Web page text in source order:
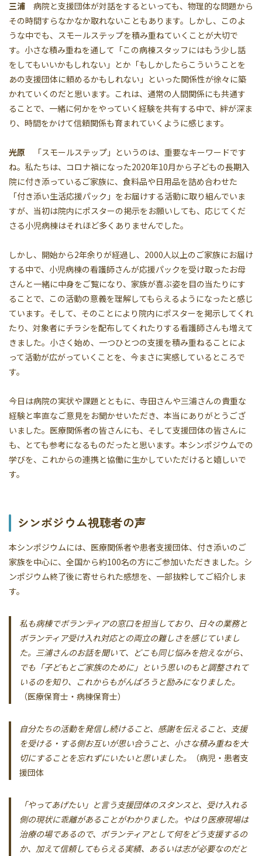
三浦 病院と支援団体が対話をするといっても、物理的な問題から
その時間すらなかなか取れないこともあります。しかし、このよ
うな中でも、スモールステップを積み重ねていくことが大切で
す。小さな積み重ねを通して「この病棟スタッフにはもう少し話
をしてもいいかもしれない」とか「もしかしたらこういうことを
あの支援団体に頼めるかもしれない」といった関係性が徐々に築
かれていくのだと思います。これは、通常の人間関係にも共通す
ることで、一緒に何かをやっていく経験を共有する中で、絆が深ま
り、時間をかけて信頼関係も育まれていくように感じます。
光原 「スモールステップ」というのは、重要なキーワードです
ね。私たちは、コロナ禍になった2020年10月から子どもの長期入
院に付き添っているご家族に、食料品や日用品を詰め合わせた
「付き添い生活応援パック」をお届けする活動に取り組んでいま
すが、当初は院内にポスターの掲示をお願いしても、応じてくだ
さる小児病棟はそれほど多くありませんでした。
しかし、開始から2年余りが経過し、2000人以上のご家族にお届け
する中で、小児病棟の看護師さんが応援パックを受け取ったお母
さんと一緒に中身をご覧になり、家族が喜ぶ姿を目の当たりにす
ることで、この活動の意義を理解してもらえるようになったと感じ
ています。そして、そのことにより院内にポスターを掲示してくれ
たり、対象者にチラシを配布してくれたりする看護師さんも増えて
きました。小さく始め、一つひとつの支援を積み重ねることによ
って活動が広がっていくことを、今まさに実感しているところで
す。
今日は病院の実状や課題とともに、寺田さんや三浦さんの貴重な
経験と率直なご意見をお聞かせいただき、本当にありがとうござ
いました。医療関係者の皆さんにも、そして支援団体の皆さんに
も、とても参考になるものだったと思います。本シンポジウムでの
学びを、これからの連携と協働に生かしていただけると嬉しいで
す。
シンポジウム視聴者の声
本シンポジウムには、医療関係者や患者支援団体、付き添いのご
家族を中心に、全国から約100名の方にご参加いただきました。シ
ンポジウム終了後に寄せられた感想を、一部抜粋してご紹介しま
す。
私も病棟でボランティアの窓口を担当しており、日々の業務と
ボランティア受け入れ対応との両立の難しさを感じていまし
た。三浦さんのお話を聞いて、どこも同じ悩みを抱えながら、
でも「子どもとご家族のために」という思いのもと調整されて
いるのを知り、これからもがんばろうと励みになりました。
（医療保育士・病棟保育士）
自分たちの活動を発信し続けること、感謝を伝えること、支援
を受ける・する側お互いが思い合うこと、小さな積み重ねを大
切にすることを忘れずにいたいと思いました。
（病児・患者支
援団体
「やってあげたい」と言う支援団体のスタンスと、受け入れる
側の現状に乖離があることがわかりました。やはり医療現場は
治療の場であるので、ボランティアとして何をどう支援するの
か、加えて信頼してもらえる実績、あるいは志が必要なのだと